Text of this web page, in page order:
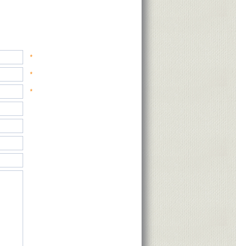
*
*
*